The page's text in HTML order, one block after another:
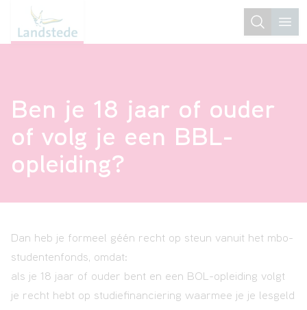
favorieten
jongeren
volwassenen
Huis
Studiekeuze
Ben je 18 jaar of ouder
of volg je een BBL-
opleiding?
Dan heb je formeel géén recht op steun vanuit het mbo-
studentenfonds, omdat:
als je 18 jaar of ouder bent en een BOL-opleiding volgt
je recht hebt op studiefinanciering waarmee je je lesgeld